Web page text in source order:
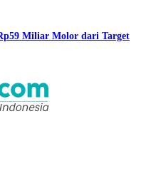
Miliar Molor dari Target